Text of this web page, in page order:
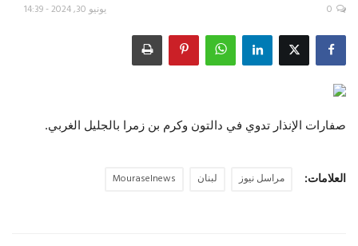
اقتصاد
يونيو 30, 2024 - 14:39 0
صفارات الإنذار تدوي في دالتون وكرم بن زمرا بالجليل الغربي.
العلامات: مراسل نيوز لبنان Mouraselnews